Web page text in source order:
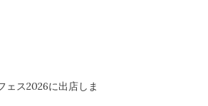
ェス2026に出店しま